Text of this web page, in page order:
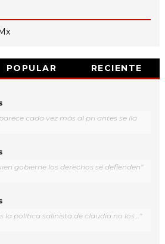
POPULAR RECIENTE
cada vez más al pri antes se lla
gobierne los derechos se defienden"
la política salinista de claudia no los..."